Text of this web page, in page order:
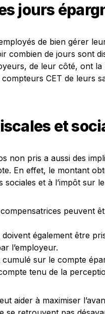
jours
de bien gérer
combien de jours sont
de leur côté, ont
CET de leurs
et
non pris a aussi des
En effet, le montant
sociales et à l’impôt sur
peuvent
doivent également être
l’employeur.
cumulé sur le compte
tenu de la
aider à maximiser